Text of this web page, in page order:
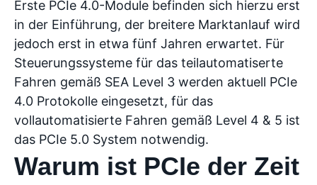
Erste PCIe 4.0-Module befinden sich hierzu erst
in der Einführung, der breitere Marktanlauf wird
jedoch erst in etwa fünf Jahren erwartet. Für
Steuerungssysteme für das teilautomatiserte
Fahren gemäß SEA Level 3 werden aktuell PCIe
4.0 Protokolle eingesetzt, für das
vollautomatisierte Fahren gemäß Level 4 & 5 ist
das PCIe 5.0 System notwendig.
Warum ist PCIe der Zeit